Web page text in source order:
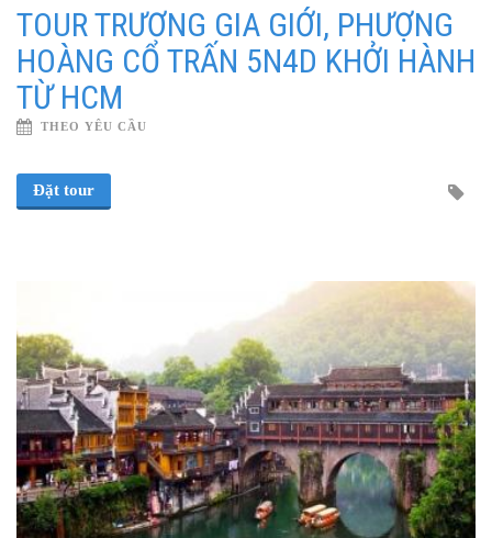
TOUR TRƯƠNG GIA GIỚI, PHƯỢNG
HOÀNG CỔ TRẤN 5N4D KHỞI HÀNH
TỪ HCM
THEO YÊU CẦU
Đặt tour